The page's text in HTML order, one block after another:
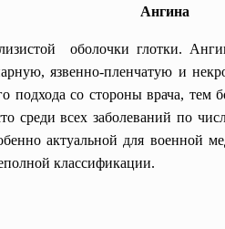
Ангина
оболочки глотки.
язвенно-пленчатую и
подхода со стороны врача, тем
среди всех заболеваний по
актуальной для военной
классификации.